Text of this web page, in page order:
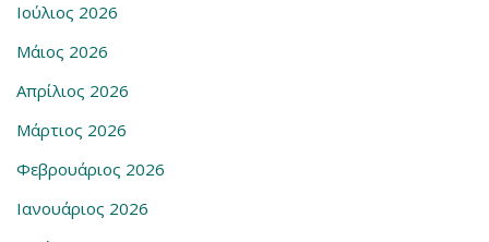
Ιούλιος 2026
Μάιος 2026
Απρίλιος 2026
Μάρτιος 2026
Φεβρουάριος 2026
Ιανουάριος 2026